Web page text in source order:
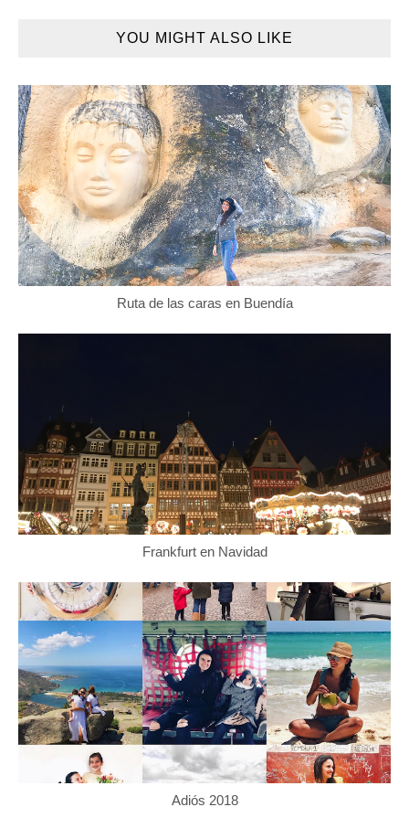
YOU MIGHT ALSO LIKE
Ruta de las caras en Buendía
Frankfurt en Navidad
Adiós 2018